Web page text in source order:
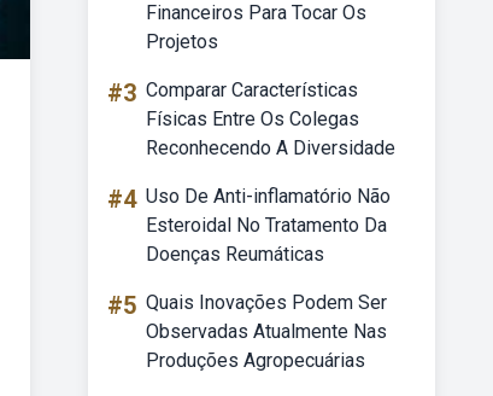
Financeiros Para Tocar Os
Projetos
#3 Comparar Características
Físicas Entre Os Colegas
Reconhecendo A Diversidade
#4 Uso De Anti-inflamatório Não
Esteroidal No Tratamento Da
Doenças Reumáticas
#5 Quais Inovações Podem Ser
Observadas Atualmente Nas
Produções Agropecuárias